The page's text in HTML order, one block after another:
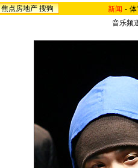
焦点房地产 搜狗 新闻 -
音乐频